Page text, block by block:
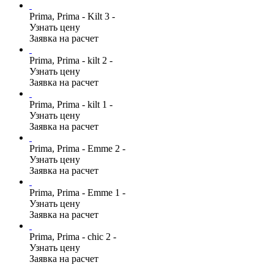
Prima, Prima - Kilt 3 -
Узнать цену
Заявка на расчет
Prima, Prima - kilt 2 -
Узнать цену
Заявка на расчет
Prima, Prima - kilt 1 -
Узнать цену
Заявка на расчет
Prima, Prima - Emme 2 -
Узнать цену
Заявка на расчет
Prima, Prima - Emme 1 -
Узнать цену
Заявка на расчет
Prima, Prima - chic 2 -
Узнать цену
Заявка на расчет